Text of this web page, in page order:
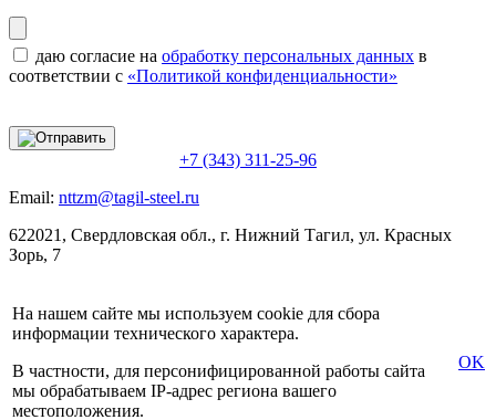
даю согласие на обработку персональных данных в
соответствии с «Политикой конфиденциальности»
+7 (343) 311-25-96
Email: nttzm@tagil-steel.ru
622021, Свердловская обл., г. Нижний Тагил, ул. Красных
Зорь, 7
На нашем сайте мы используем cookie для сбора
информации технического характера.
В частности, для персонифицированной работы сайта
мы обрабатываем IP-адрес региона вашего
местоположения.
OK